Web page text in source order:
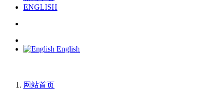
ENGLISH
English
网站首页